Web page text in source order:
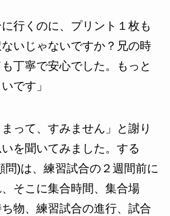
に行くのに、プリント１枚も
いじゃないですか？兄の時
丁寧で安心でした。もっと
です」
まって、すみません」と謝り
を聞いてみました。する
問)は、練習試合の２週間前に
そこに集合時間、集合場
物、練習試合の進行、試合